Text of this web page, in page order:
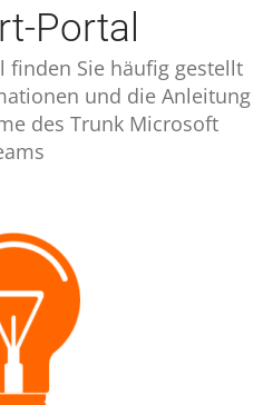
Portal
finden Sie häufig gestellt
und die Anleitung
des Trunk Microsoft